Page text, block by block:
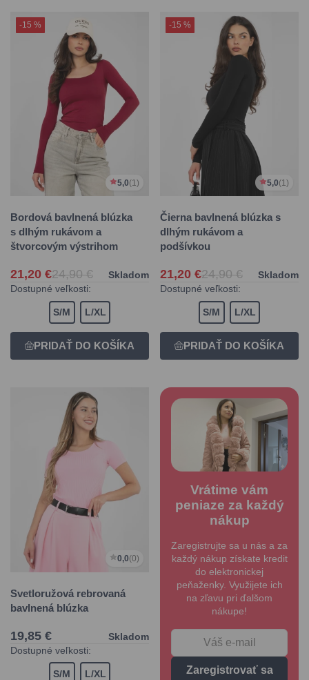
-15 %
5,0(1)
Bordová bavlnená blúzka
s dlhým rukávom a
štvorcovým výstrihom
21,20 €24,90 €
Skladom
Dostupné veľkosti:
S/M L/XL
-15 %
5,0(1)
Čierna bavlnená blúzka s
dlhým rukávom a
podšívkou
21,20 €24,90 €
Skladom
Dostupné veľkosti:
S/M L/XL
0,0(0)
Svetloružová rebrovaná
bavlnená blúzka
19,85 €
Skladom
Dostupné veľkosti:
S/M L/XL
Vrátime vám
peniaze za každý
nákup
Zaregistrujte sa u nás a za
každý nákup získate kredit
do elektronickej
peňaženky. Využijete ich
na zľavu pri ďalšom
nákupe!
Zaregistrovať sa